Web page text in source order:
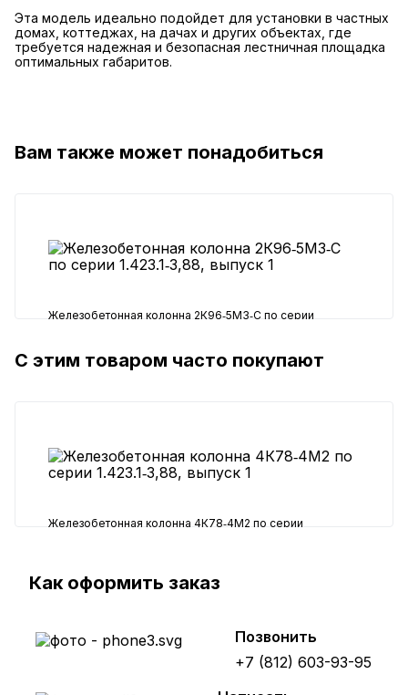
Эта модель идеально подойдет для установки в частных
домах, коттеджах, на дачах и других объектах, где
требуется надежная и безопасная лестничная площадка
оптимальных габаритов.
Вам также может понадобиться
Железобетонная колонна 2К96‑5М3‑С по серии
60740 ₽
С этим товаром часто покупают
Железобетонная колонна 4К78‑4М2 по серии
Как оформить заказ
Позвонить
+7 (812) 603-93-95